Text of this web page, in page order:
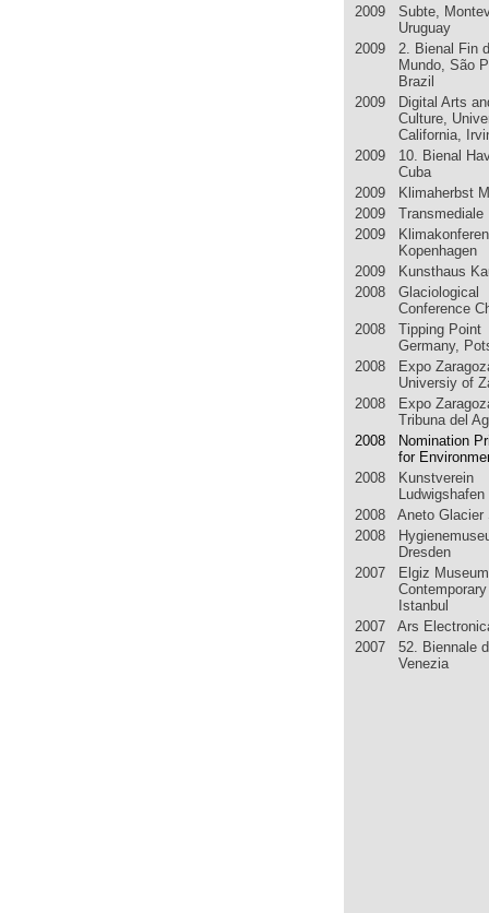
2009 Subte,
Uruguay
2009 2. Bienal Fin
Mundo, São
Brazil
2009 Digital Arts
Culture,
California,
2009 10. Bienal
Cuba
2009 Klimaherbst
2009 Transmediale
2009
Kopenhagen
2009 Kunsthaus
2008 Glaciological
Conference
2008 Tipping Point
Germany,
2008 Expo
Universiy of
2008 Expo
Tribuna del
2008 Nomination
for
2008 Kunstverein
Ludwigshafen
2008 Aneto Glacier
2008
Dresden
2007 Elgiz
Istanbul
2007 Ars
2007 52. Biennale
Venezia